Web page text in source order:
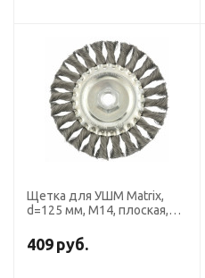
Щетка для УШМ Matrix,
d=125 мм, М14, плоская,
мм
409 руб.